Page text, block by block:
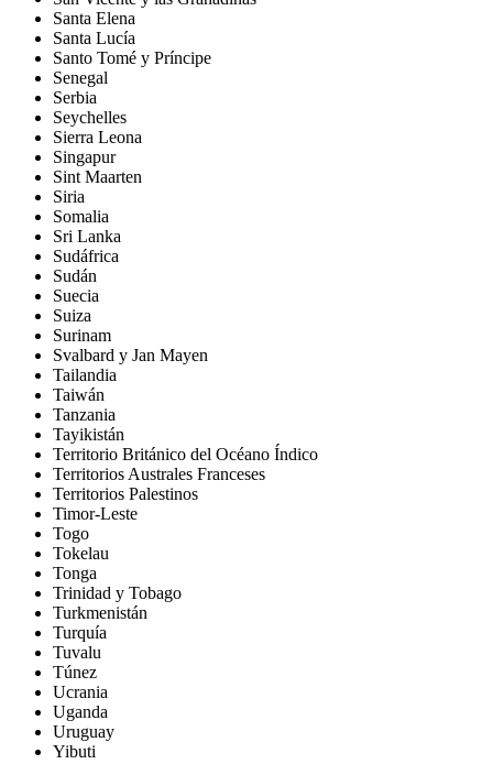
Santa Elena
Santa Lucía
Santo Tomé y Príncipe
Senegal
Serbia
Seychelles
Sierra Leona
Singapur
Sint Maarten
Siria
Somalia
Sri Lanka
Sudáfrica
Sudán
Suecia
Suiza
Surinam
Svalbard y Jan Mayen
Tailandia
Taiwán
Tanzania
Tayikistán
Territorio Británico del Océano Índico
Territorios Australes Franceses
Territorios Palestinos
Timor-Leste
Togo
Tokelau
Tonga
Trinidad y Tobago
Turkmenistán
Turquía
Tuvalu
Túnez
Ucrania
Uganda
Uruguay
Yibuti